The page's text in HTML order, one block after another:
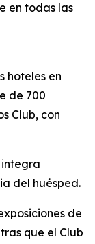
en todas las
hoteles en
de 700
Club, con
del huésped.
de
que el Club